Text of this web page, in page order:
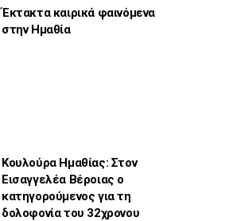
Έκτακτα καιρικά φαινόμενα
στην Ημαθία
Κουλούρα Ημαθίας: Στον
Εισαγγελέα Βέροιας ο
κατηγορούμενος για τη
δολοφονία του 32χρονου